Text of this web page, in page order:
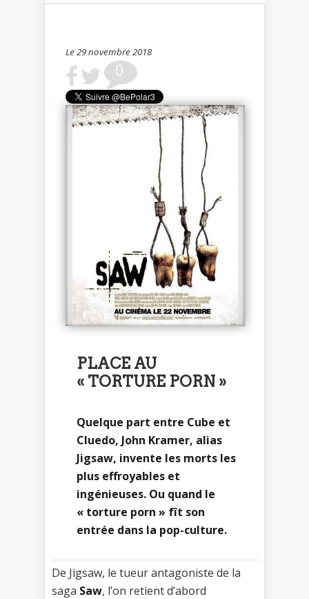
Le 29 novembre 2018
0
PLACE AU
« TORTURE PORN »
Quelque part entre Cube et
Cluedo, John Kramer, alias
Jigsaw, invente les morts les
plus effroyables et
ingénieuses. Ou quand le
« torture porn » fît son
entrée dans la pop-culture.
De Jigsaw, le tueur antagoniste de la
saga Saw, l’on retient d’abord